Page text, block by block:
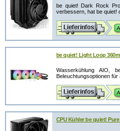
be quiet! Dark Rock
verbessern, hat be quiet!
be quiet! Light Loop
Wasserkühlung AIO,
Beleuchtungsoptionen
CPU Kühler be quiet!